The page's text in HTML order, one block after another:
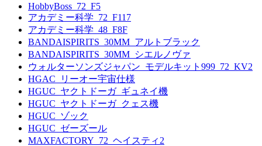
HobbyBoss_72_F5
アカデミー科学_72_F117
アカデミー科学_48_F8F
BANDAISPIRITS_30MM_アルトブラック
BANDAISPIRITS_30MM_シエルノヴァ
ウォルターソンズジャパン_モデルキット999_72_KV2
HGAC_リーオー宇宙仕様
HGUC_ヤクトドーガ_ギュネイ機
HGUC_ヤクトドーガ_クェス機
HGUC_ゾック
HGUC_ゼーズール
MAXFACTORY_72_ヘイスティ2